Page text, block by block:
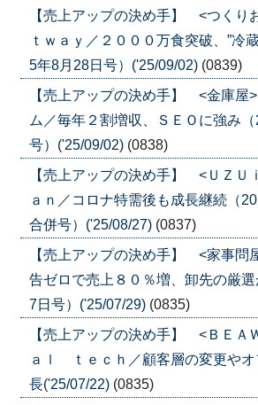
【売上アップの決め手】 <つくり
ｔｗａｙ／２０００万食突破、”冷
5年8月28日号）('25/09/02) (0839)
【売上アップの決め手】 <金庫
ム／毎年２割増収、ＳＥＯに強み
号）('25/09/02) (0838)
【売上アップの決め手】 <ＵＺＵ
ａｎ／コロナ特需後も成長継続（
合併号）('25/08/27) (0837)
【売上アップの決め手】 <家事
告ゼロで売上８０％増、卸先の厳
7日号）('25/07/29) (0835)
【売上アップの決め手】 <ＢＥＡ
ａｌ ｔｅｃｈ／顧客層の変更やオ
長('25/07/22) (0835)